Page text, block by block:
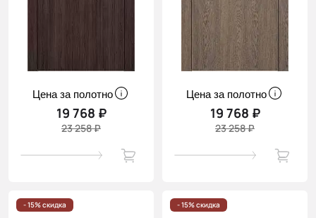
Цена за полотно
19 768 ₽
23 258 ₽
Цена за полотно
19 768 ₽
23 258 ₽
- 15% скидка - 15% скидка